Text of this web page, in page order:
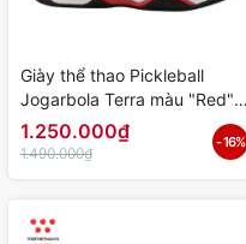
Giày thể thao Pickleball
Jogarbola Terra màu "Red"
JG-TERRA-01 - Hàng Chính
Hãng
1.250.000₫
1.490.000₫
- 16%